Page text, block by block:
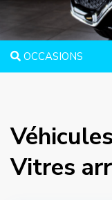
OCCASIONS
Vitres